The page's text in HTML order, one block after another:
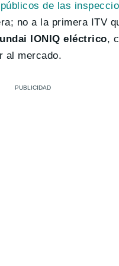
de las
no a la primera ITV
IONIQ eléctrico,
al mercado.